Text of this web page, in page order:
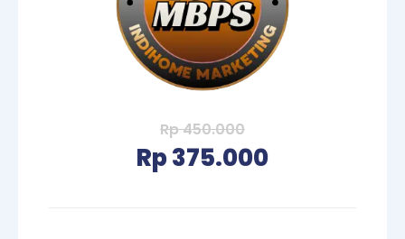
Rp 450.000
Rp 375.000